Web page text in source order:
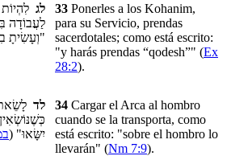
לג
לַעֲבוֹדָה
"וְעָשִׂיתָ
33 Ponerles a los Kohanim,
para su Servicio, prendas
sacerdotales; como está escrito:
"y harás prendas “qodesh”" (Ex
28:2).
לד
יִשָּׂאוּ" (
34 Cargar el Arca al hombro
cuando se la transporta, como
está escrito: "sobre el hombro lo
llevarán" (Nm 7:9).